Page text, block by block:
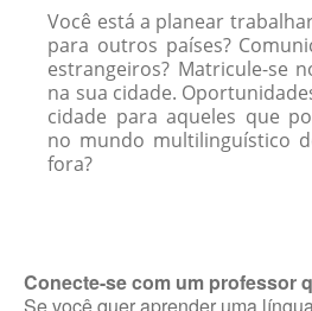
Você está a planear
para outros países?
estrangeiros? Matricule-se
na sua cidade.
cidade para aqueles que
no mundo multilinguístico
fora?
Conecte-se com um professor